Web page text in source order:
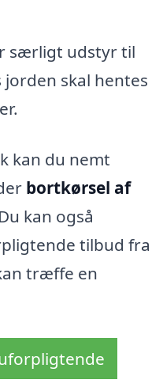
særligt udstyr til
skal hentes
kan du nemt
bortkørsel af
kan også
tilbud fra
træffe en